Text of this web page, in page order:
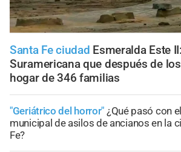
Santa Fe ciudad Esmeralda Este
Suramericana que después de
hogar de 346 familias
"Geriátrico del horror" ¿Qué pasó con
municipal de asilos de ancianos en la
Fe?